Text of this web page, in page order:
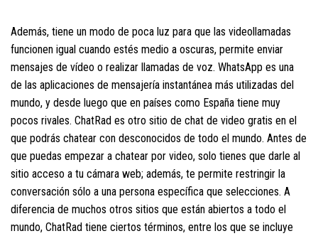
Además, tiene un modo de poca luz para que las videollamadas
funcionen igual cuando estés medio a oscuras, permite enviar
mensajes de vídeo o realizar llamadas de voz. WhatsApp es una
de las aplicaciones de mensajería instantánea más utilizadas del
mundo, y desde luego que en países como España tiene muy
pocos rivales. ChatRad es otro sitio de chat de video gratis en el
que podrás chatear con desconocidos de todo el mundo. Antes de
que puedas empezar a chatear por video, solo tienes que darle al
sitio acceso a tu cámara web; además, te permite restringir la
conversación sólo a una persona específica que selecciones. A
diferencia de muchos otros sitios que están abiertos a todo el
mundo, ChatRad tiene ciertos términos, entre los que se incluye